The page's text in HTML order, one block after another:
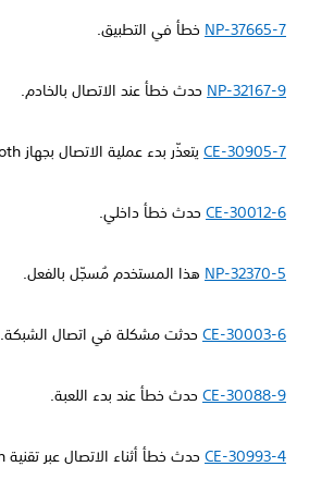
NP-37665-7 خطأ في التطبيق.
NP-32167-9 حدث خطأ عند الاتصال بالخادم.
CE-30905-7 يتعذّر بدء عملية الاتصال بجهاز Bluetooth.
CE-30012-6 حدث خطأ داخلي.
NP-32370-5 هذا المستخدم مُسجّل بالفعل.
CE-30003-6 حدثت مشكلة في اتصال الشبكة.
CE-30088-9 حدث خطأ عند بدء اللعبة.
CE-30993-4 حدث خطأ أثناء الاتصال عبر تقنية Bluetooth.